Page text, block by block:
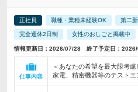
正社員 職種・業種未経験OK 第二
完全週休2日制 女性のおしごと掲載中
情報更新日：2026/07/28 終了予定日：2026/
仕事内容
＜あなたの希望を最大限考
家電、精密機器等のテストエ